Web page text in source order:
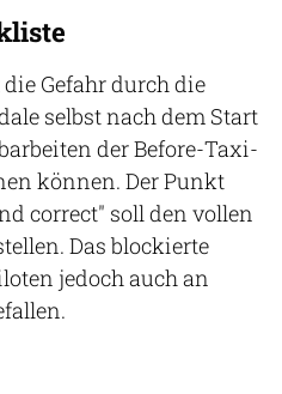
Gefahr durch die
selbst nach dem Start
der Before-Taxi-
können. Der Punkt
correct" soll den vollen
Das blockierte
jedoch auch an